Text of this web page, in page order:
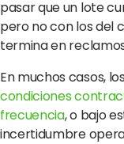
pasar que un lote
pero no con los del
termina en
En muchos casos,
condiciones
frecuencia, o bajo
incertidumbre